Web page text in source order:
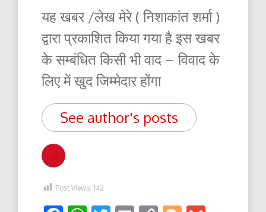
यह खबर /लेख मेरे ( निशाकांत शर्मा )
द्वारा प्रकाशित किया गया है इस खबर
के सम्बंधित किसी भी वाद – विवाद के
लिए में खुद जिम्मेदार होंगा
See author's posts
Post Views: 142